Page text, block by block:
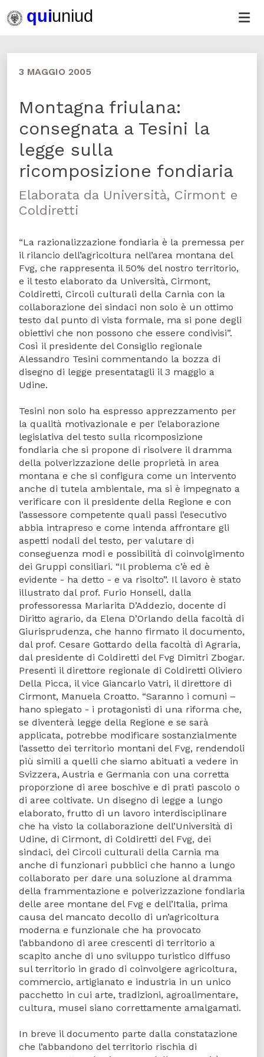
3 MAGGIO 2005
Montagna friulana:
consegnata a Tesini la
legge sulla
ricomposizione fondiaria
Elaborata da Università, Cirmont e
Coldiretti
“La razionalizzazione fondiaria è la premessa per
il rilancio dell’agricoltura nell’area montana del
Fvg, che rappresenta il 50% del nostro territorio,
e il testo elaborato da Università, Cirmont,
Coldiretti, Circoli culturali della Carnia con la
collaborazione dei sindaci non solo è un ottimo
testo dal punto di vista formale, ma si pone degli
obiettivi che non possono che essere condivisi”.
Così il presidente del Consiglio regionale
Alessandro Tesini commentando la bozza di
disegno di legge presentatagli il 3 maggio a
Udine.
Tesini non solo ha espresso apprezzamento per
la qualità motivazionale e per l’elaborazione
legislativa del testo sulla ricomposizione
fondiaria che si propone di risolvere il dramma
della polverizzazione delle proprietà in area
montana e che si configura come un intervento
anche di tutela ambientale, ma si è impegnato a
verificare con il presidente della Regione e con
l’assessore competente quali passi l’esecutivo
abbia intrapreso e come intenda affrontare gli
aspetti nodali del testo, per valutare di
conseguenza modi e possibilità di coinvolgimento
dei Gruppi consiliari. “Il problema c’è ed è
evidente - ha detto - e va risolto”. Il lavoro è stato
illustrato dal prof. Furio Honsell, dalla
professoressa Mariarita D’Addezio, docente di
Diritto agrario, da Elena D’Orlando della facoltà di
Giurisprudenza, che hanno firmato il documento,
dal prof. Cesare Gottardo della facoltà di Agraria,
dal presidente di Coldiretti del Fvg Dimitri Zbogar.
Presenti il direttore regionale di Coldiretti Oliviero
Della Picca, il vice Giancarlo Vatri, il direttore di
Cirmont, Manuela Croatto. “Saranno i comuni –
hano spiegato - i protagonisti di una riforma che,
se diventerà legge della Regione e se sarà
applicata, potrebbe modificare sostanzialmente
l’assetto dei territorio montani del Fvg, rendendoli
più simili a quelli che siamo abituati a vedere in
Svizzera, Austria e Germania con una corretta
proporzione di aree boschive e di prati pascolo o
di aree coltivate. Un disegno di legge a lungo
elaborato, frutto di un lavoro interdisciplinare
che ha visto la collaborazione dell’Università di
Udine, di Cirmont, di Coldiretti del Fvg, dei
sindaci, dei Circoli culturali della Carnia ma
anche di funzionari pubblici che hanno a lungo
collaborato per dare una soluzione al dramma
della frammentazione e polverizzazione fondiaria
delle aree montane del Fvg e dell’Italia, prima
causa del mancato decollo di un’agricoltura
moderna e funzionale che ha provocato
l’abbandono di aree crescenti di territorio a
scapito anche di uno sviluppo turistico diffuso
sul territorio in grado di coinvolgere agricoltura,
commercio, artigianato e industria in un unico
pacchetto in cui arte, tradizioni, agroalimentare,
cultura, musei siano correttamente amalgamati.
In breve il documento parte dalla constatazione
che l’abbandono del territorio rischia di